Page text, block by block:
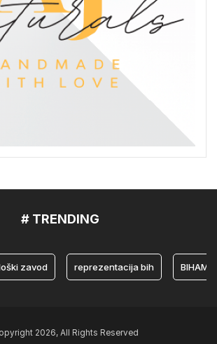
# TRENDING
reprezentacija bih BIHAMK
2026, All Rights Reserved